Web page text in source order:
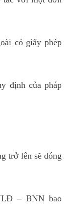
có giấy phép
định của pháp
trở lên sẽ đóng
– BNN bao